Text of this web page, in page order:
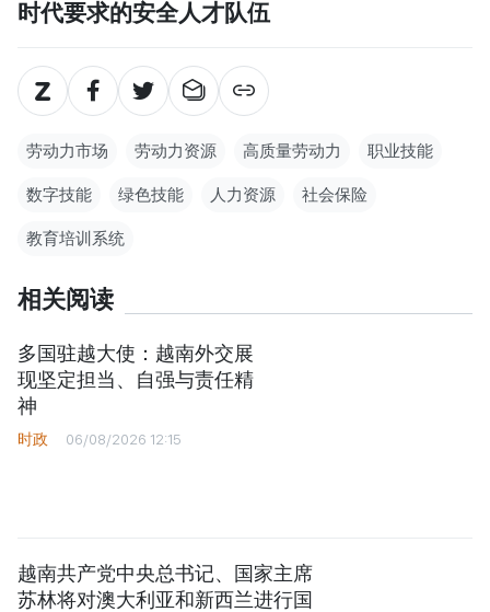
时代要求的安全人才队伍
劳动力市场 劳动力资源 高质量劳动力 职业技能
数字技能 绿色技能 人力资源 社会保险
教育培训系统
相关阅读
多国驻越大使：越南外交展
现坚定担当、自强与责任精
神
时政 06/08/2026 12:15
越南共产党中央总书记、国家主席
苏林将对澳大利亚和新西兰进行国